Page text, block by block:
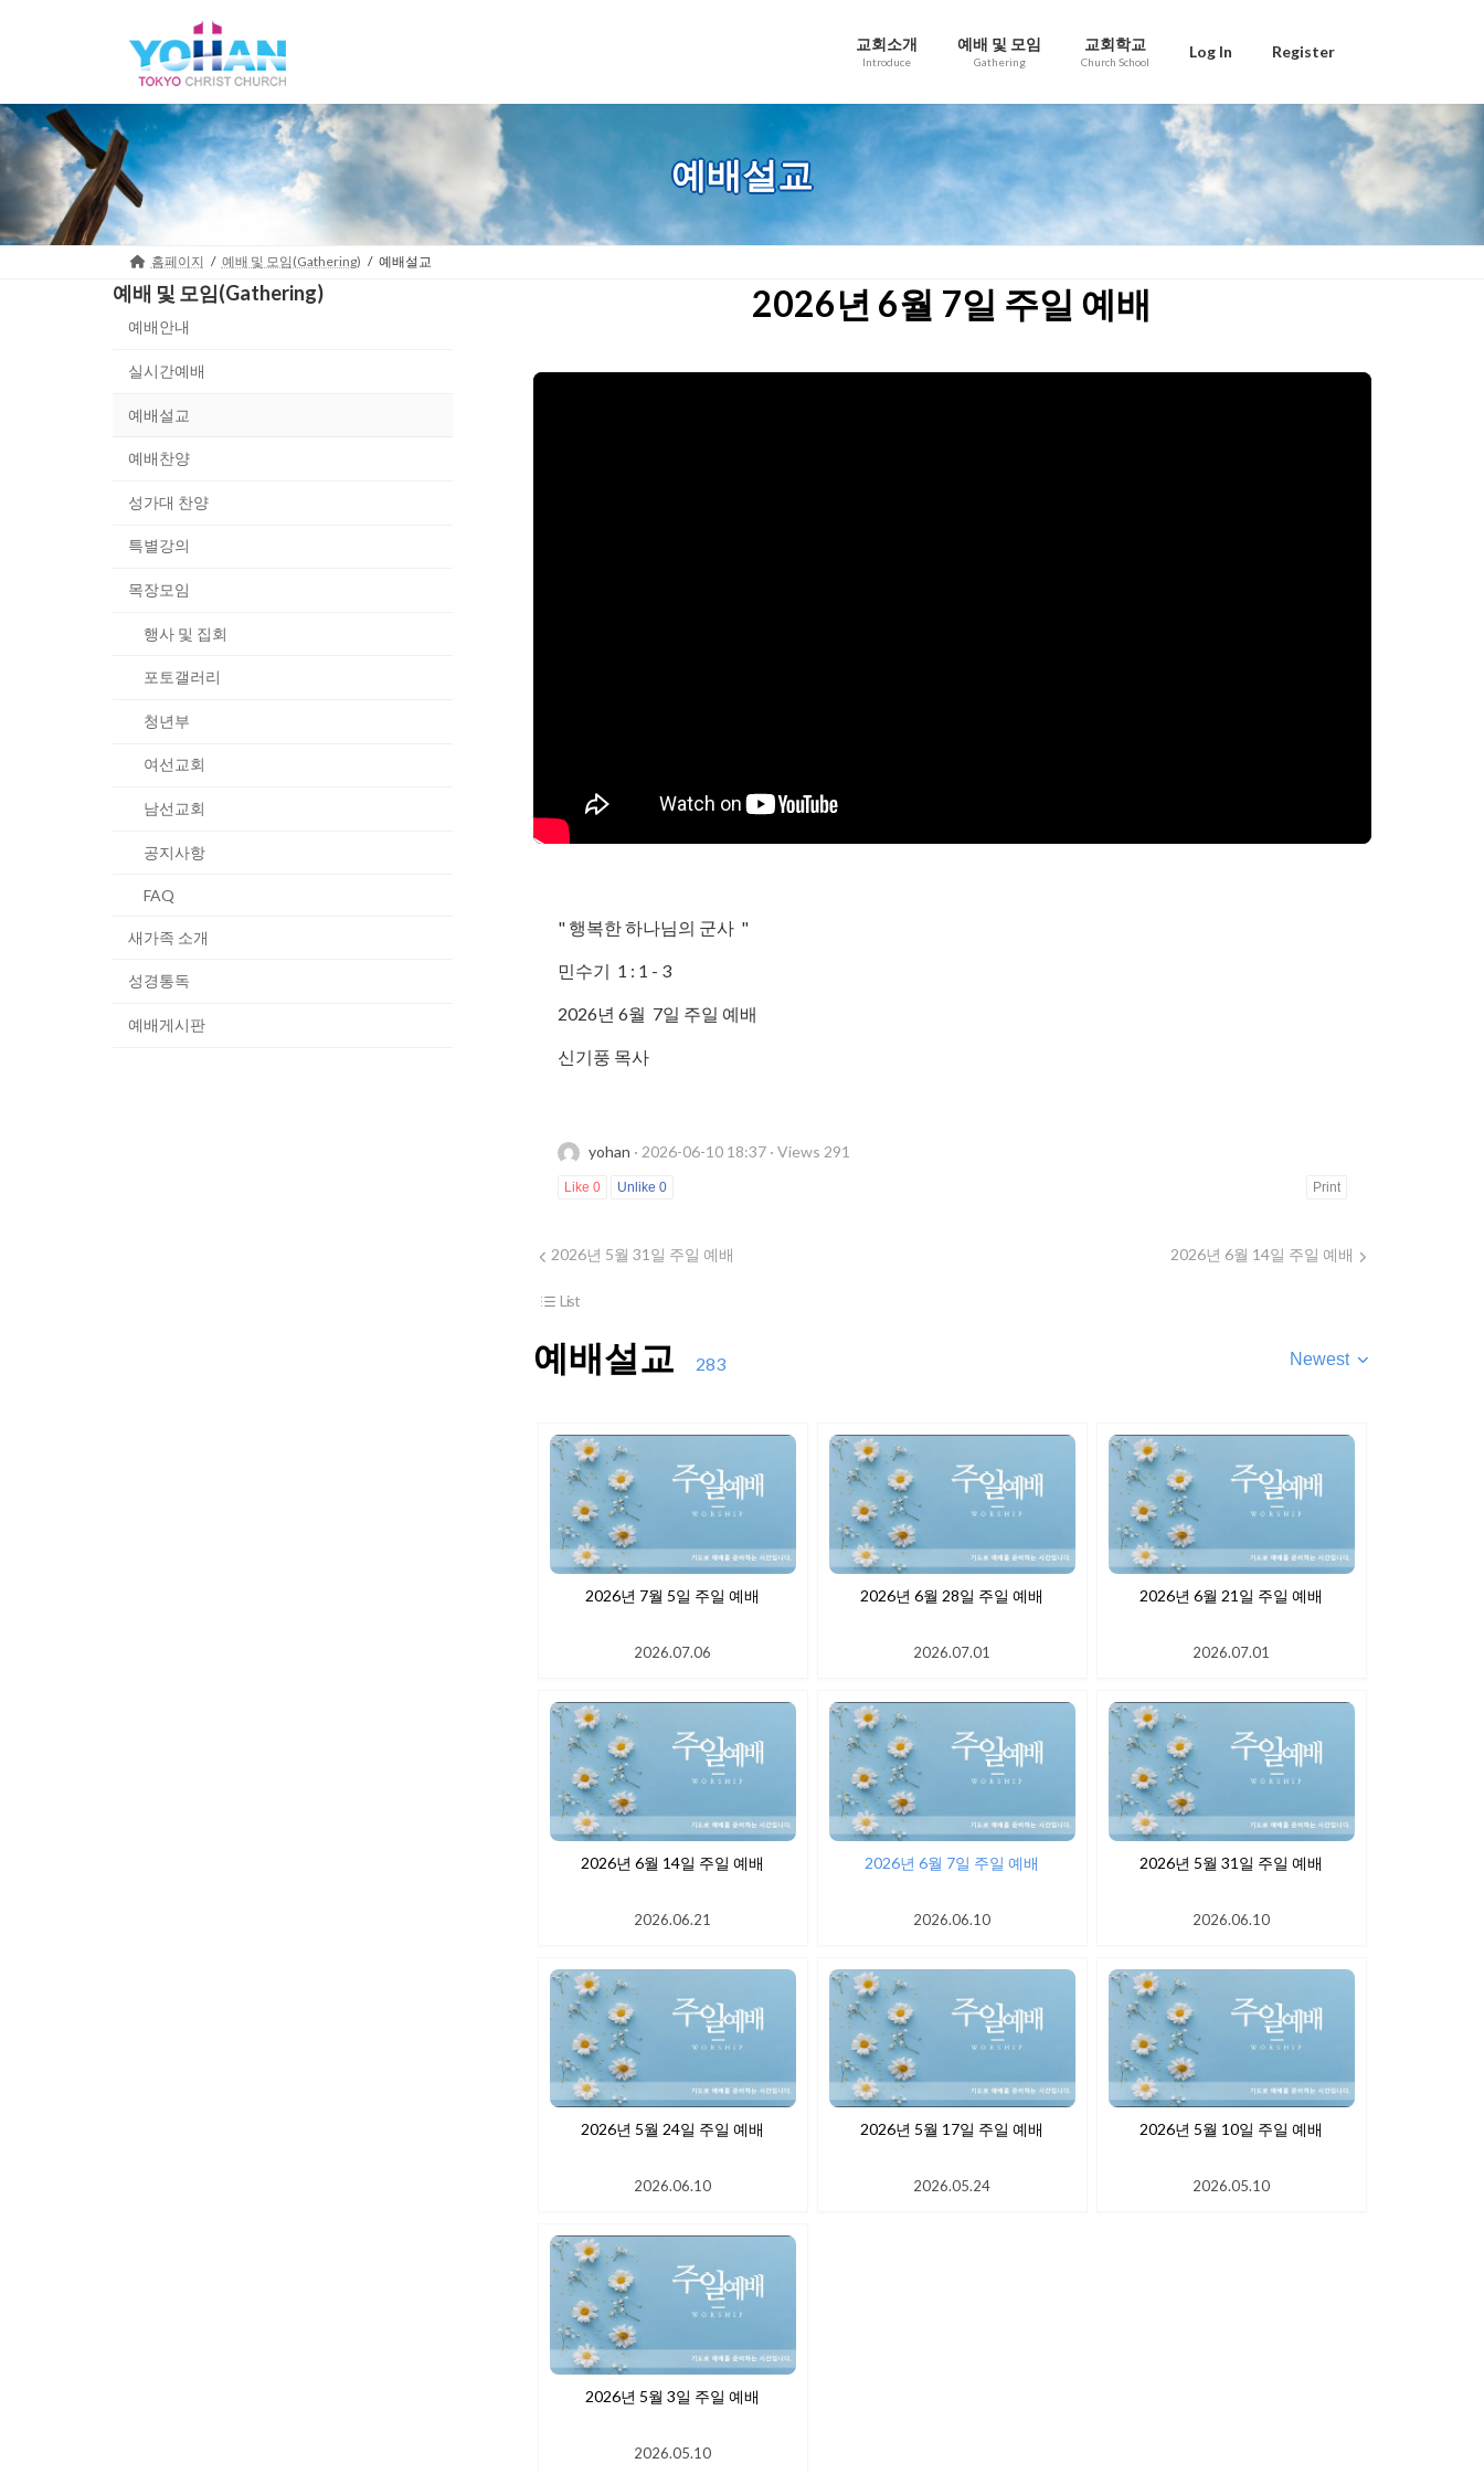
교회소개
Introduce
예배 및 모임
Gathering
교회학교
Church School
Log In Register
예배설교
홈페이지 예배 및 모임(Gathering) 예배설교
2026년 6월 7일 주일 예배
" 행복한 하나님의 군사 "
민수기 1 : 1 - 3
2026년 6월 7일 주일 예배
신기풍 목사
yohan · 2026-06-10 18:37 · Views 291
Like 0 Unlike 0 Print
2026년 5월 31일 주일 예배 2026년 6월 14일 주일 예배
List
예배설교 283 Newest
2026년 7월 5일 주일 예배
2026.07.06
2026년 6월 28일 주일 예배
2026.07.01
2026년 6월 21일 주일 예배
2026.07.01
2026년 6월 14일 주일 예배
2026.06.21
2026년 6월 7일 주일 예배
2026.06.10
2026년 5월 31일 주일 예배
2026.06.10
2026년 5월 24일 주일 예배
2026.06.10
2026년 5월 17일 주일 예배
2026.05.24
2026년 5월 10일 주일 예배
2026.05.10
2026년 5월 3일 주일 예배
2026.05.10
예배 및 모임(Gathering)
예배안내
실시간예배
예배설교
예배찬양
성가대 찬양
특별강의
목장모임
행사 및 집회
포토갤러리
청년부
여선교회
남선교회
공지사항
FAQ
새가족 소개
성경통독
예배게시판